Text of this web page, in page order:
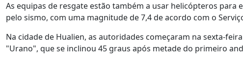
As equipas de resgate estão também a usar helicópteros
pelo sismo, com uma magnitude de 7,4 de acordo com o
Na cidade de Hualien, as autoridades começaram na sexta-
"Urano", que se inclinou 45 graus após metade do primeiro